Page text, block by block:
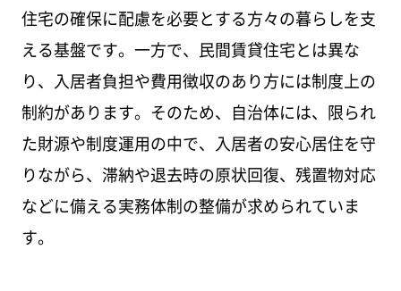
住宅の確保に配慮を必要とする方々の暮らしを支
える基盤です。一方で、民間賃貸住宅とは異な
り、入居者負担や費用徴収のあり方には制度上の
制約があります。そのため、自治体には、限られ
た財源や制度運用の中で、入居者の安心居住を守
りながら、滞納や退去時の原状回復、残置物対応
などに備える実務体制の整備が求められていま
す。